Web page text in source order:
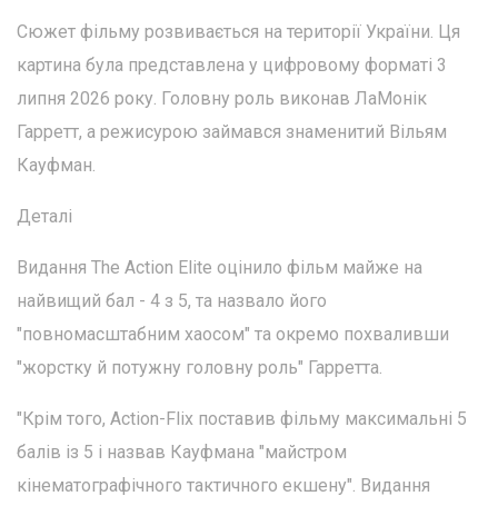
Сюжет фільму розвивається на території України. Ця
картина була представлена у цифровому форматі 3
липня 2026 року. Головну роль виконав ЛаМонік
Гарретт, а режисурою займався знаменитий Вільям
Кауфман.
Деталі
Видання The Action Elite оцінило фільм майже на
найвищий бал - 4 з 5, та назвало його
"повномасштабним хаосом" та окремо похваливши
"жорстку й потужну головну роль" Гарретта.
"Крім того, Action-Flix поставив фільму максимальні 5
балів із 5 і назвав Кауфмана "майстром
кінематографічного тактичного екшену". Видання